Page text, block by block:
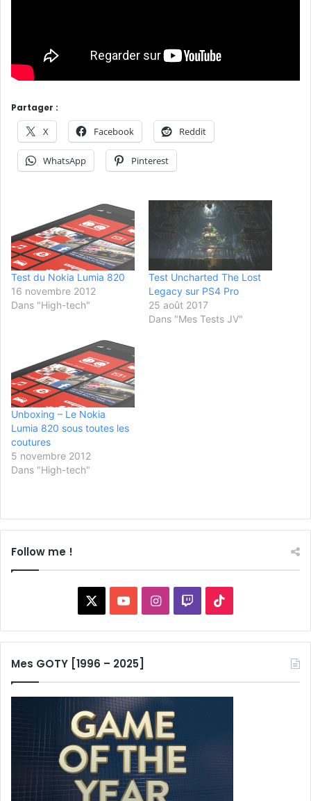
Partager :
X Facebook Reddit
WhatsApp Pinterest
Test du Nokia Lumia 820
16 novembre 2012
Dans "High-tech"
Test Uncharted The Lost
Legacy sur PS4 Pro
25 août 2017
Dans "Mes Tests JV"
Unboxing – Le Nokia
Lumia 820 sous toutes les
coutures
5 novembre 2012
Dans "High-tech"
Follow me !
YouTubeInstagram
Twitch
Mes GOTY [1996 – 2025]